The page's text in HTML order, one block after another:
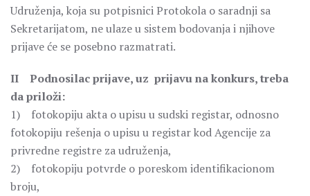
Udruženja, koja su potpisnici Protokola o saradnji sa
Sekretarijatom, ne ulaze u sistem bodovanja i njihove
prijave će se posebno razmatrati.
II Podnosilac prijave, uz prijavu na konkurs, treba
da priloži:
1) fotokopiju akta o upisu u sudski registar, odnosno
fotokopiju rešenja o upisu u registar kod Agencije za
privredne registre za udruženja,
2) fotokopiju potvrde o poreskom identifikacionom
broju,